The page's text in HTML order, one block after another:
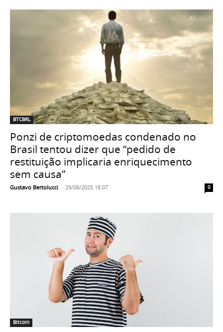
BTCBRL
Ponzi de criptomoedas condenado no
Brasil tentou dizer que “pedido de
restituição implicaria enriquecimento
sem causa”
Gustavo Bertolucci - 29/08/2025 18:07 0
Bitcoin